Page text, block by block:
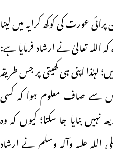
عورت کی کوکھ کرایہ میں لینا
تعالیٰ نے ارشاد فرمایا ہے:
لہٰذا اپنی ہی کھیتی پر جس طریقہ
،آؤ (بقرہ: 223) اس سے صاف معلوم ہوا کہ کسی
نہیں بنایا جا سکتا؛ کیوں کہ وہ
علیہ وآلہ وسلم نے ارشاد